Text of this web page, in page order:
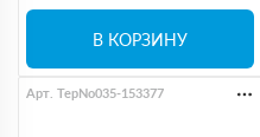
В КОРЗИНУ
Арт. TepNo035-153377